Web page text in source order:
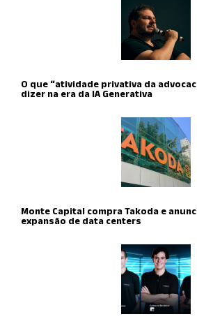
O que “atividade privativa da
dizer na era da IA Generativa
Monte Capital compra Takoda e
expansão de data centers